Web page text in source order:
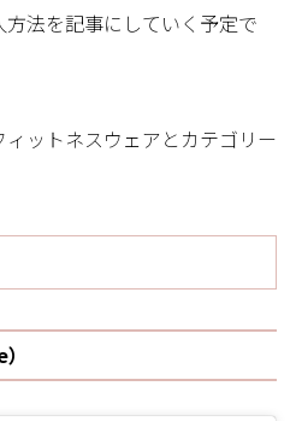
法を記事にしていく予定で
ットネスウェアとカテゴリー